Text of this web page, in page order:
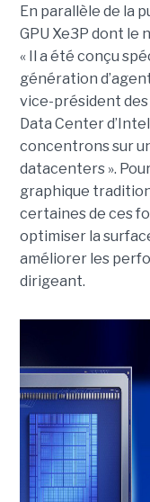
En parallèle de la
GPU Xe3P dont le
« Il a été conçu
génération
vice-président des
Data Center
concentrons sur
datacenters ».
graphique
certaines de ces
optimiser la
améliorer les
dirigeant.